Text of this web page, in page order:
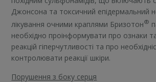
Джонсона та токсичний епідермальний
лікування очними краплями Бризотон®
необхідно проінформувати про ознаки
реакцій гіперчутливості та про
контролювати реакції шкіри.
Порушення з боку серця